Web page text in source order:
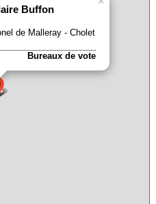
Buffon
de Malleray - Cholet
Bureaux de vote